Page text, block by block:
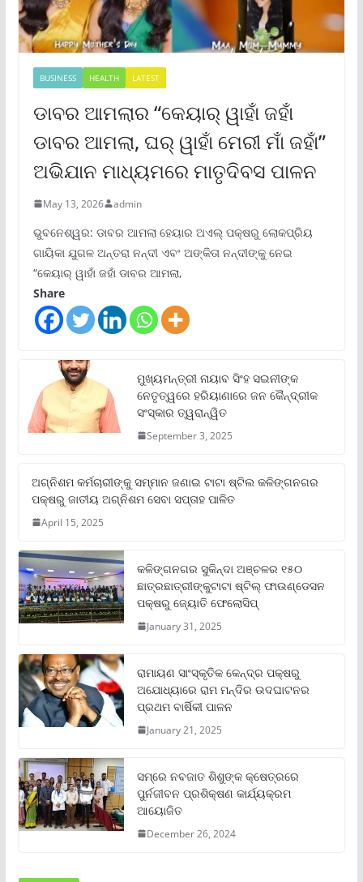
BUSINESS HEALTH LATEST
ଡାବର ଆମଲାର “କେୟାର୍ ୱାହାଁ ଜହାଁ
ଡାବର ଆମଲା, ଘର୍ ୱାହାଁ ମେରୀ ମାଁ ଜହାଁ”
ଅଭିଯାନ ମାଧ୍ୟମରେ ମାତୃଦିବସ ପାଳନ
May 13, 2026 admin
ଭୁବନେଶ୍ୱର: ଡାବର ଆମଲା ହେୟାର ଅଏଲ୍ ପକ୍ଷରୁ ଲୋକପ୍ରିୟ
ଗାୟିକା ଯୁଗଳ ଅନ୍ତରା ନନ୍ଦୀ ଏବଂ ଅଙ୍କିତା ନନ୍ଦୀଙ୍କୁ ନେଇ
“କେୟାର୍ ୱାହାଁ ଜହାଁ ଡାବର ଆମଲା,
Share
ମୁଖ୍ୟମନ୍ତ୍ରୀ ନାୟାବ ସିଂହ ସଇନୀଙ୍କ
ନେତୃତ୍ୱରେ ହରିୟାଣାରେ ଜନ କୈନ୍ଦ୍ରୀକ
ସଂସ୍କାର ତ୍ୱରାନ୍ୱିତ
September 3, 2025
ଅଗ୍ନିଶମ କର୍ମଚାରୀଙ୍କୁ ସମ୍ମାନ ଜଣାଇ ଟାଟା ଷ୍ଟିଲ କଳିଙ୍ଗନଗର
ପକ୍ଷରୁ ଜାତୀୟ ଅଗ୍ନିଶମ ସେବା ସପ୍ତାହ ପାଳିତ
April 15, 2025
କଳିଙ୍ଗନଗର ସୁକିନ୍ଦା ଅଞ୍ଚଳର ୧୫୦
ଛାତ୍ରଛାତ୍ରୀଙ୍କୁଟାଟା ଷ୍ଟିଲ୍ ଫାଉଣ୍ଡେସନ
ପକ୍ଷରୁ ଜ୍ୟୋତି ଫେଲୋସିପ୍‌
January 31, 2025
ରାମାୟଣ ସାଂସ୍କୃତିକ କେନ୍ଦ୍ର ପକ୍ଷରୁ
ଅଯୋଧ୍ୟାରେ ରାମ ମନ୍ଦିର ଉଦଘାଟନର
ପ୍ରଥମ ବାର୍ଷିକୀ ପାଳନ
January 21, 2025
ସମ୍‌ରେ ନବଜାତ ଶିଶୁଙ୍କ କ୍ଷେତ୍ରରେ
ପୁର୍ନଜୀବନ ପ୍ରଶିକ୍ଷଣ କାର୍ଯ୍ୟକ୍ରମ
ଆୟୋଜିତ
December 26, 2024